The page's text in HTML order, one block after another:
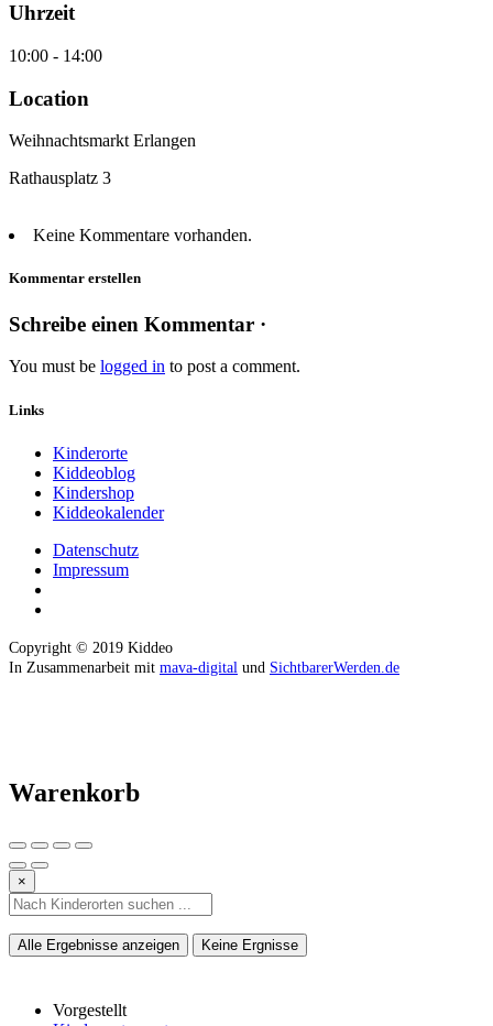
Uhrzeit
10:00 - 14:00
Location
Weihnachtsmarkt Erlangen
Rathausplatz 3
Keine Kommentare vorhanden.
Kommentar erstellen
Schreibe einen Kommentar ·
You must be logged in to post a comment.
Links
Kinderorte
Kiddeoblog
Kindershop
Kiddeokalender
Datenschutz
Impressum
Copyright © 2019 Kiddeo
In Zusammenarbeit mit mava-digital und SichtbarerWerden.de
Warenkorb
×
Alle Ergebnisse anzeigen Keine Ergnisse
Vorgestellt